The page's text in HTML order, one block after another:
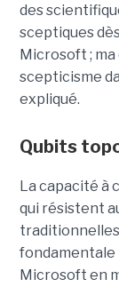
des
sceptiques
Microsoft ;
scepticisme
expliqué.
Qubits
La capacité à
qui résistent
traditionnelles
fondamentale
Microsoft en